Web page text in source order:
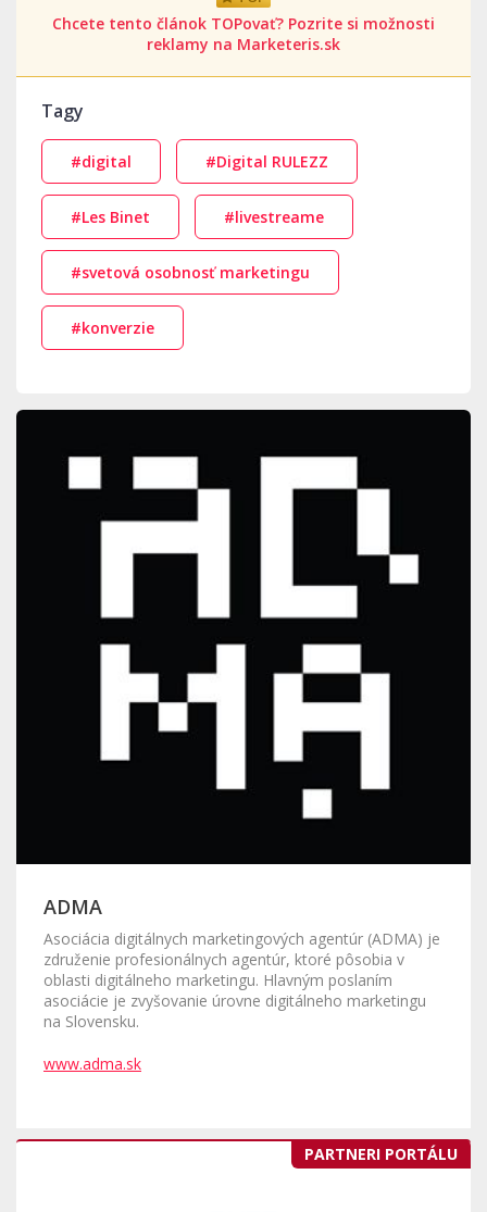
Chcete tento článok TOPovať? Pozrite si možnosti
reklamy na Marketeris.sk
Tagy
#digital #Digital RULEZZ
#Les Binet #livestreame
#svetová osobnosť marketingu
#konverzie
ADMA
Asociácia digitálnych marketingových agentúr (ADMA) je
združenie profesionálnych agentúr, ktoré pôsobia v
oblasti digitálneho marketingu. Hlavným poslaním
asociácie je zvyšovanie úrovne digitálneho marketingu
na Slovensku.
www.adma.sk
PARTNERI PORTÁLU